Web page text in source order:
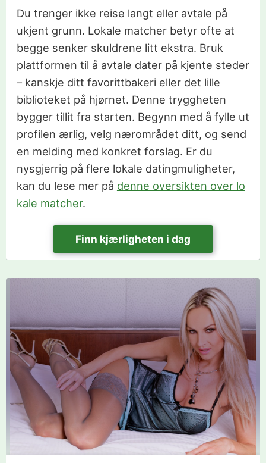
Du trenger ikke reise langt eller avtale på
ukjent grunn. Lokale matcher betyr ofte at
begge senker skuldrene litt ekstra. Bruk
plattformen til å avtale dater på kjente steder
– kanskje ditt favorittbakeri eller det lille
biblioteket på hjørnet. Denne tryggheten
bygger tillit fra starten. Begynn med å fylle ut
profilen ærlig, velg nærområdet ditt, og send
en melding med konkret forslag. Er du
nysgjerrig på flere lokale datingmuligheter,
kan du lese mer på denne oversikten over lo
kale matcher.
Finn kjærligheten i dag